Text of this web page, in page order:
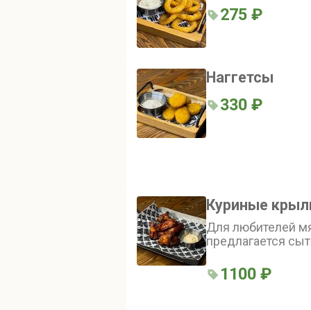
275 ₽
Наггетсы
330 ₽
Куриные
Для любителей
предлагается
соусе BBQ.
корочку и яркий
1100 ₽